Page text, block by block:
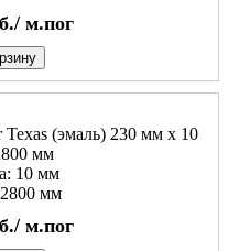
м.пог
(эмаль) 230 мм х 10
мм
10 мм
мм
м.пог